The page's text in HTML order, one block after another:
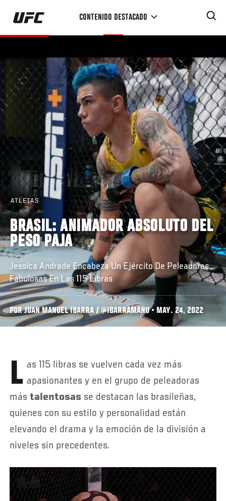
Pasar
contenido
CONTENIDO DESTACADO
ATLETAS
BRASIL: ANIMADOR ABSOLUTO DEL
PESO PAJA
Jessica Andrade Encabeza Un Ejército De Peleadoras
Fabulosas En Las 115 Libras
POR JUAN MANUEL IBARRA / @IBARRAMANU • MAY. 24, 2022
Las 115 libras se vuelven cada vez más apasionantes y en el grupo de peleadoras
mástalentosas se destacan las brasileñas,
quienes con su estilo y personalidad están
elevando el drama y la emoción de la división a
niveles sin precedentes.